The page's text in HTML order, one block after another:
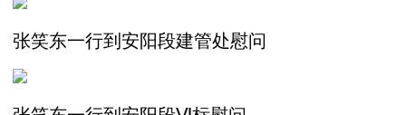
张笑东一行到安阳段建管处慰问